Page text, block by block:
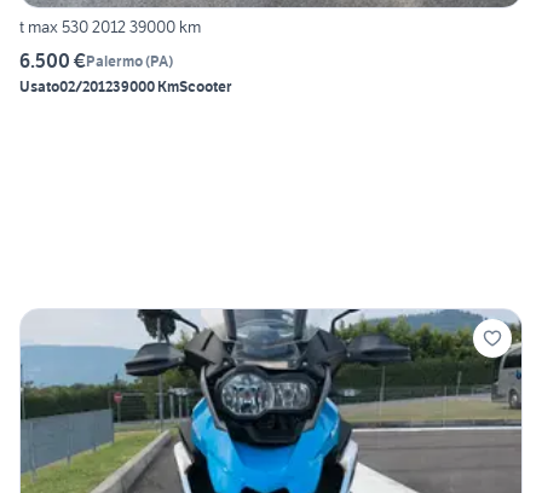
t max 530 2012 39000 km
6.500 €Palermo(PA)
Usato02/201239000 KmScooter